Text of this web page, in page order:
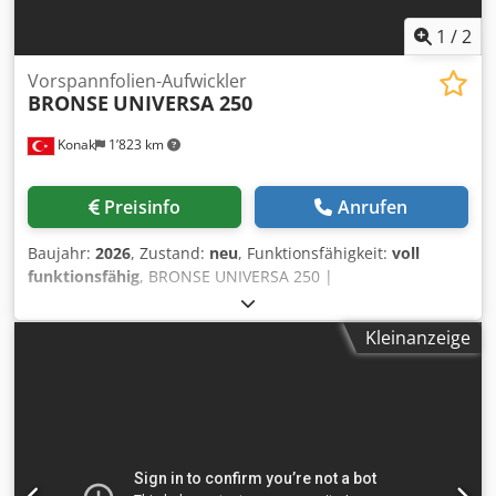
1 /2
Konak 1’823 km
Vorspannfolien-Aufwickler
BRONSE UNIVERSA 250
Preisinfo Anrufen
Baujahr: 2026, Zustand: neu, Funktionsfähigkeit: voll
funktionsfähig, BRONSE UNIVERSA 250 |
Hochgeschwindigkeits-Premium Pre-Stretch &
Rollenschneider (Slitter-Rewinder) Die UNIVERSA 250 ist
minimalem Bedienaufwand. Unübertroffene
Kleinanzeige